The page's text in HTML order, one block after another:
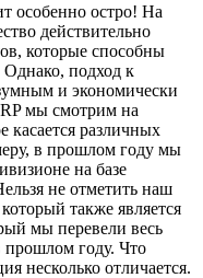
особенно остро! На
действительно
которые способны
Однако, подход к
и экономически
мы смотрим на
касается различных
в прошлом году мы
на базе
не отметить наш
также является
мы перевели весь
году. Что
несколько отличается.